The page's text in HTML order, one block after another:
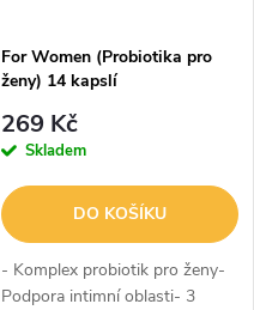
For Women (Probiotika pro
ženy) 14 kapslí
269 Kč
Skladem
DO KOŠÍKU
- Komplex probiotik pro ženy-
Podpora intimní oblasti- 3